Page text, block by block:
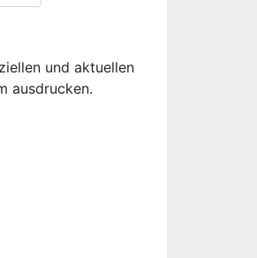
und aktuellen
ausdrucken.